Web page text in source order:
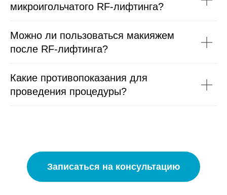
микроигольчатого RF-лифтинга?
Можно ли пользоваться макияжем
после RF-лифтинга?
Какие противопоказания для
проведения процедуры?
Записаться на консультацию